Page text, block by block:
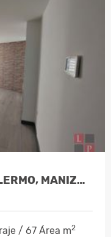
VENTA APARTAMENTO PALERMO, MANIZALE…
/ 67 Área m2